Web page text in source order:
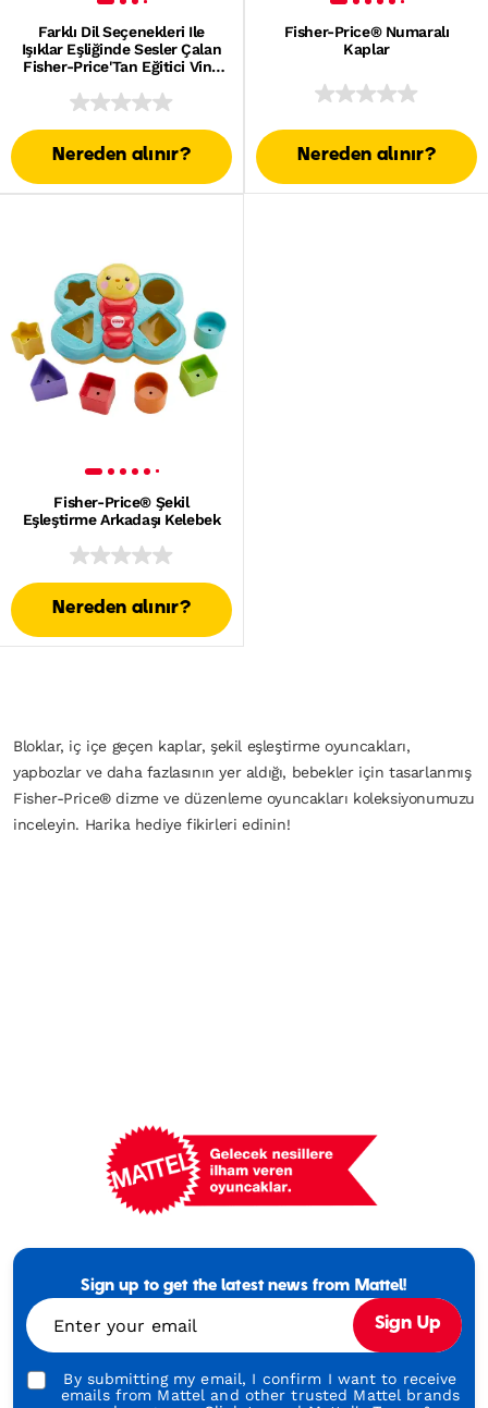
Farklı Dil Seçenekleri Ile
Işıklar Eşliğinde Sesler Çalan
Fisher-Price'Tan Eğitici Vinç
Nereden alınır?
Fisher-Price® Numaralı
Kaplar
Nereden alınır?
Fisher-Price® Şekil
Eşleştirme Arkadaşı Kelebek
Nereden alınır?
Bloklar, iç içe geçen kaplar, şekil eşleştirme oyuncakları,
yapbozlar ve daha fazlasının yer aldığı, bebekler için tasarlanmış
Fisher-Price® dizme ve düzenleme oyuncakları koleksiyonumuzu
inceleyin. Harika hediye fikirleri edinin!
Footer
Turkish
Sign up to get the latest news from Mattel!
Enter your email Sign Up
By submitting my email, I confirm I want to receive
emails from Mattel and other trusted Mattel brands